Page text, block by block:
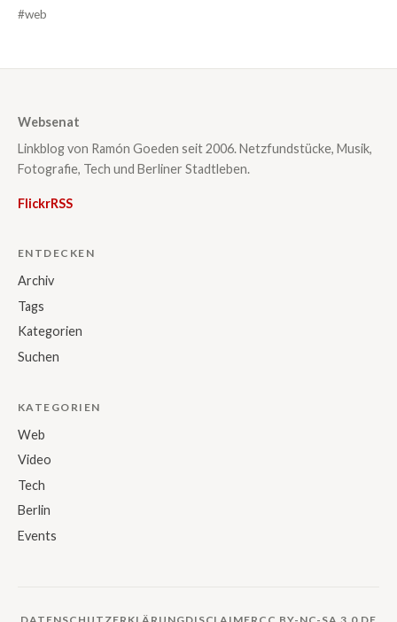
#web
Websenat
Linkblog von Ramón Goeden seit 2006. Netzfundstücke, Musik,
Fotografie, Tech und Berliner Stadtleben.
FlickrRSS
ENTDECKEN
Archiv
Tags
Kategorien
Suchen
KATEGORIEN
Web
Video
Tech
Berlin
Events
DATENSCHUTZERKLÄRUNGDISCLAIMER CC BY-NC-SA 3.0 DE